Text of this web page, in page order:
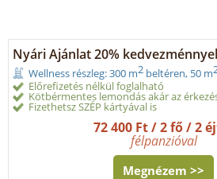
Nyári Ajánlat 20%
Wellness részleg: 300 m2 beltéren, 50 m
Előrefizetés nélkül foglalható
Kötbérmentes lemondás akár az
Fizethetsz SZÉP kártyával is
72 400 Ft / 2 fő / 2
félpanzióval
Megnézem >>